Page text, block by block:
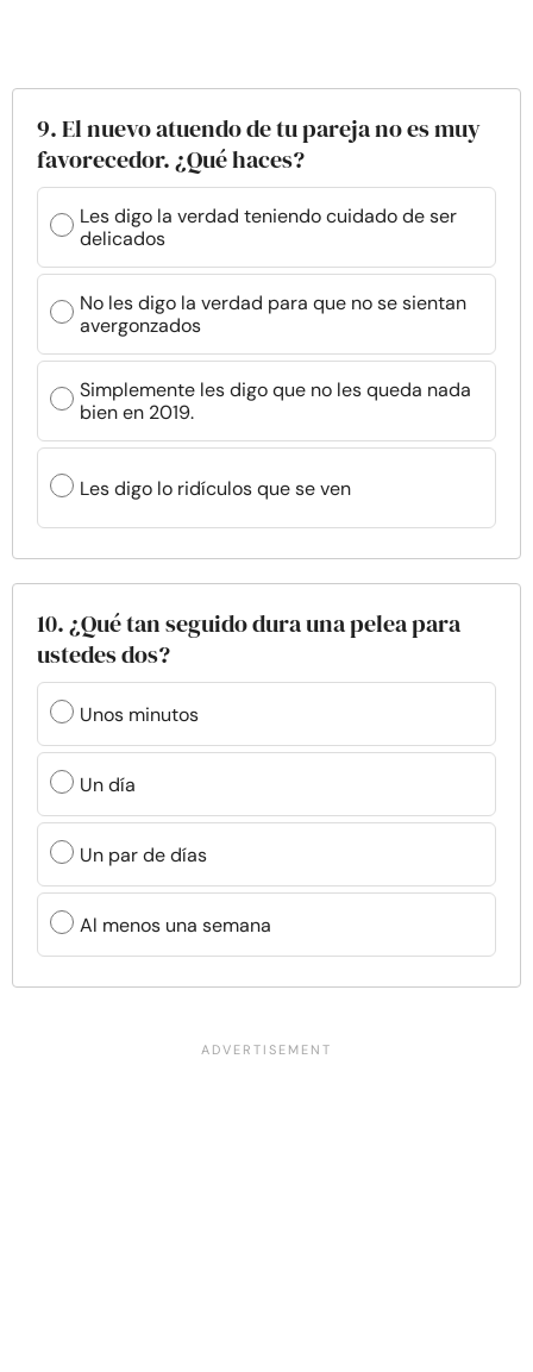
9. El nuevo atuendo de tu pareja no es muy
favorecedor. ¿Qué haces?
Les digo la verdad teniendo cuidado de ser
delicados
No les digo la verdad para que no se sientan
avergonzados
Simplemente les digo que no les queda nada
bien en 2019.
Les digo lo ridículos que se ven
10. ¿Qué tan seguido dura una pelea para
ustedes dos?
Unos minutos
Un día
Un par de días
Al menos una semana